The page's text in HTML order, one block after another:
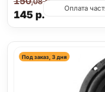
145р.
Оплата
Под заказ, 3 дня